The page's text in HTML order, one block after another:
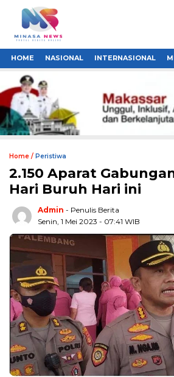
HOME NASIONAL INTERNASIONAL
Home / Peristiwa
2.150 Aparat
Hari Buruh Hari ini
Admin - Penulis Berita
Senin, 1 Mei 2023 - 07:41 WIB